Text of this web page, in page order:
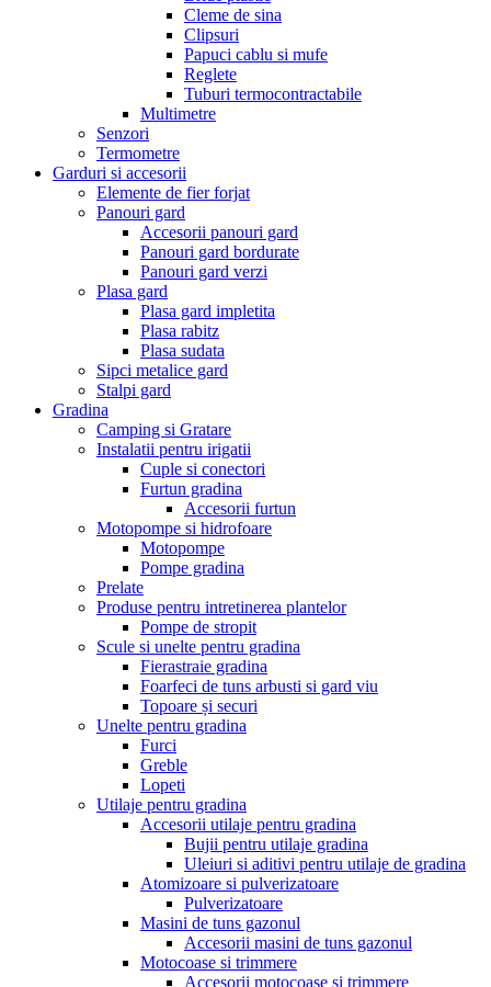
Cleme de sina
Clipsuri
Papuci cablu si mufe
Reglete
Tuburi termocontractabile
Multimetre
Senzori
Termometre
Garduri si accesorii
Elemente de fier forjat
Panouri gard
Accesorii panouri gard
Panouri gard bordurate
Panouri gard verzi
Plasa gard
Plasa gard impletita
Plasa rabitz
Plasa sudata
Sipci metalice gard
Stalpi gard
Gradina
Camping si Gratare
Instalatii pentru irigatii
Cuple si conectori
Furtun gradina
Accesorii furtun
Motopompe si hidrofoare
Motopompe
Pompe gradina
Prelate
Produse pentru intretinerea plantelor
Pompe de stropit
Scule si unelte pentru gradina
Fierastraie gradina
Foarfeci de tuns arbusti si gard viu
Topoare și securi
Unelte pentru gradina
Furci
Greble
Lopeti
Utilaje pentru gradina
Accesorii utilaje pentru gradina
Bujii pentru utilaje gradina
Uleiuri si aditivi pentru utilaje de gradina
Atomizoare si pulverizatoare
Pulverizatoare
Masini de tuns gazonul
Accesorii masini de tuns gazonul
Motocoase si trimmere
Accesorii motocoase si trimmere